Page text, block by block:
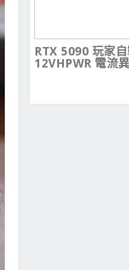
RTX 5090 玩家自
12VHPWR 電流